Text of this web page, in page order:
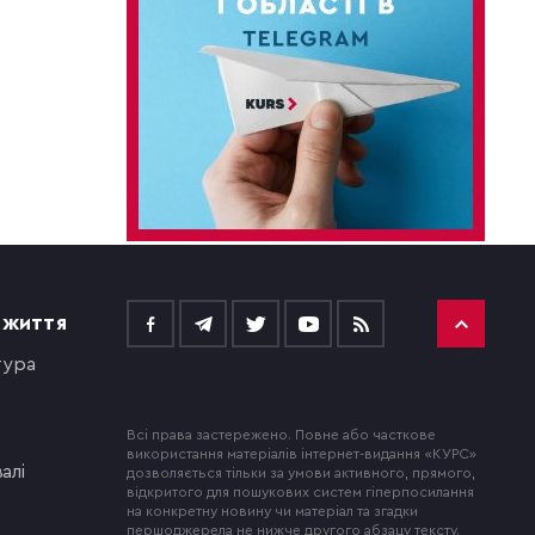
Всі права застережено. Повне або часткове
використання матеріалів інтернет-видання «КУРС»
дозволяється тільки за умови активного, прямого,
відкритого для пошукових систем гіперпосилання
на конкретну новину чи матеріал та згадки
першоджерела не нижче другого абзацу тексту.